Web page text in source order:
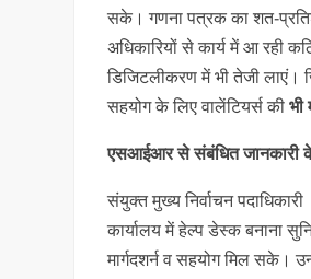
सके। गणना पत्रक का शत-
अधिकारियों से कार्य में आ रही
डिजिटलीकरण में भी तेजी लाएं।
सहयोग के लिए वालेंटियर्स कीभी
एसआईआर से संबंधित जानकारी
संयुक्त मुख्य निर्वाचन
कार्यालय में हेल्प डेस्क बनाना
मार्गदशर्न व सहयोग मिल सके।